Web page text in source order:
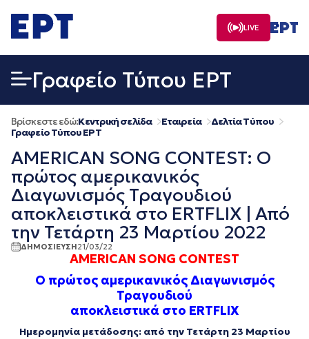
σε
περιεχόμενο
LIVE
Γραφείο Τύπου ΕΡΤ
Βρίσκεστε εδώ:Κεντρική σελίδα Εταιρεία
Δελτία Τύπου
Γραφείο Τύπου ΕΡΤ
AMERICAN SONG CONTEST: Ο
πρώτος αμερικανικός
Διαγωνισμός Τραγουδιού
αποκλειστικά στο ERTFLIX | Από
την Τετάρτη 23 Μαρτίου 2022
ΔΗΜΟΣΙΕΥΣΗ21/03/22
AMERICAN SONG CONTEST
Ο πρώτος αμερικανικός Διαγωνισμός
Τραγουδιού
αποκλειστικά στο ERTFLIX
Ημερομηνία μετάδοσης: από την Τετάρτη 23 Μαρτίου